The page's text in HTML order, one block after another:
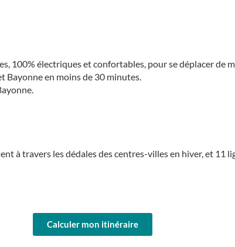
100% électriques et confortables, pour se déplacer de
Bayonne en moins de 30 minutes.
à travers les dédales des centres-villes en hiver, et 11
Calculer mon itinéraire